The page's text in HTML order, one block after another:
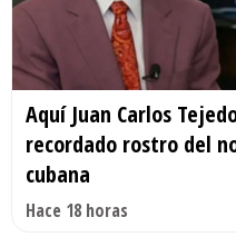
Aquí Juan Carlos
recordado rostro del
cubana
Hace 18 horas